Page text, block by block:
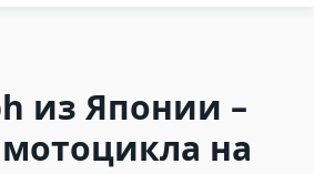
из Японии –
на